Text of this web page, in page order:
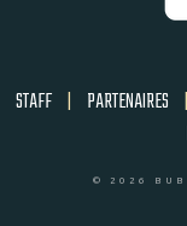
STAFF | PARTENAIRES |
© 2026